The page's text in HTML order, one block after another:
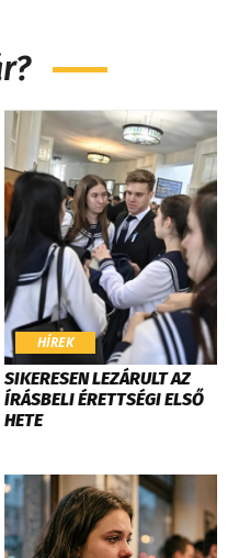
HÍREK
SIKERESEN LEZÁRULT AZ
ÍRÁSBELI ÉRETTSÉGI ELSŐ
HETE